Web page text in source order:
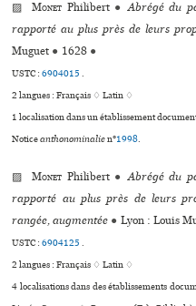
▨Monet Philibert ● Abrégé du
rapporté au plus près de leurs
Muguet ● 1628 ●
USTC :6904015.
2 langues :Français ♢Latin ♢
1 localisation dans un établissement
Noticeanthonominalien°1998.
▨Monet Philibert ● Abrégé du
rapporté au plus près de leurs
rangée, augmentée ● Lyon : Louis
USTC :6904125.
2 langues :Français ♢Latin ♢
4 localisations dans des établissements